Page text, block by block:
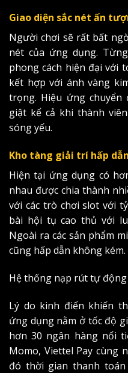
Giao diện sắc nét ấn
Người chơi sẽ rất bất
nét của ứng dụng.
phong cách hiện đại với
kết hợp với ánh vàng
trọng. Hiệu ứng
giật kể cả khi thành
sóng yếu.
Kho tàng giải trí hấp
Hiện tại ứng dụng có
nhau được chia thành
với các trò chơi slot với
bài hội tụ cao thủ với
Ngoài ra các sản phẩm
cũng hấp dẫn không kém.
Hệ thống nạp rút tự động
Lý do kinh điển khiến
ứng dụng nằm ở tốc độ
hơn 30 ngân hàng nổi
Momo, Viettel Pay cùng
đó thời gian thanh